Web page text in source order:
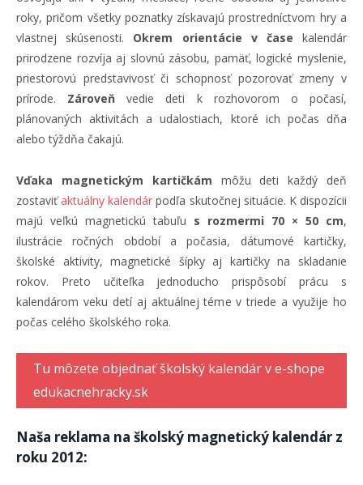
roky, pričom všetky poznatky získavajú prostredníctvom hry a
vlastnej skúsenosti. Okrem orientácie v čase kalendár
prirodzene rozvíja aj slovnú zásobu, pamäť, logické myslenie,
priestorovú predstavivosť či schopnosť pozorovať zmeny v
prírode. Zároveň vedie deti k rozhovorom o počasí,
plánovaných aktivitách a udalostiach, ktoré ich počas dňa
alebo týždňa čakajú.
Vďaka magnetickým kartičkám môžu deti každý deň
zostaviťaktuálny kalendár podľa skutočnej situácie. K dispozícii
majú veľkú magnetickú tabuľu s rozmermi 70 × 50 cm,
ilustrácie ročných období a počasia, dátumové kartičky,
školské aktivity, magnetické šípky aj kartičky na skladanie
rokov. Preto učiteľka jednoducho prispôsobí prácu s
kalendárom veku detí aj aktuálnej téme v triede a využije ho
počas celého školského roka.
Tu môzete objednať školský kalendár v e-shope
edukacnehracky.sk
Naša reklama na školský magnetický kalendár z
roku 2012: